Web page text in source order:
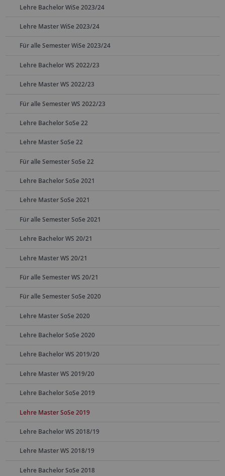
Lehre Bachelor WiSe 2023/24
Lehre Master WiSe 2023/24
Für alle Semester WiSe 2023/24
Lehre Bachelor WS 2022/23
Lehre Master WS 2022/23
Für alle Semester WS 2022/23
Lehre Bachelor SoSe 22
Lehre Master SoSe 22
Für alle Semester SoSe 22
Lehre Bachelor SoSe 2021
Lehre Master SoSe 2021
Für alle Semester SoSe 2021
Lehre Bachelor WS 20/21
Lehre Master WS 20/21
Für alle Semester WS 20/21
Für alle Semester SoSe 2020
Lehre Master SoSe 2020
Lehre Bachelor SoSe 2020
Lehre Bachelor WS 2019/20
Lehre Master WS 2019/20
Lehre Bachelor SoSe 2019
Lehre Master SoSe 2019
Lehre Bachelor WS 2018/19
Lehre Master WS 2018/19
Lehre Bachelor SoSe 2018